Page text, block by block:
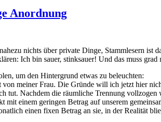
Anordnung
nichts über private Dinge, Stammlesern
Ich bin sauer, stinksauer! Und das muss
um den Hintergrund etwas zu beleuchten:
von meiner Frau. Die Gründe will ich jetzt hier
tut. Nachdem die räumliche Trennung
mit einem geringen Betrag auf unserem
einen fixen Betrag an sie, in der Realität